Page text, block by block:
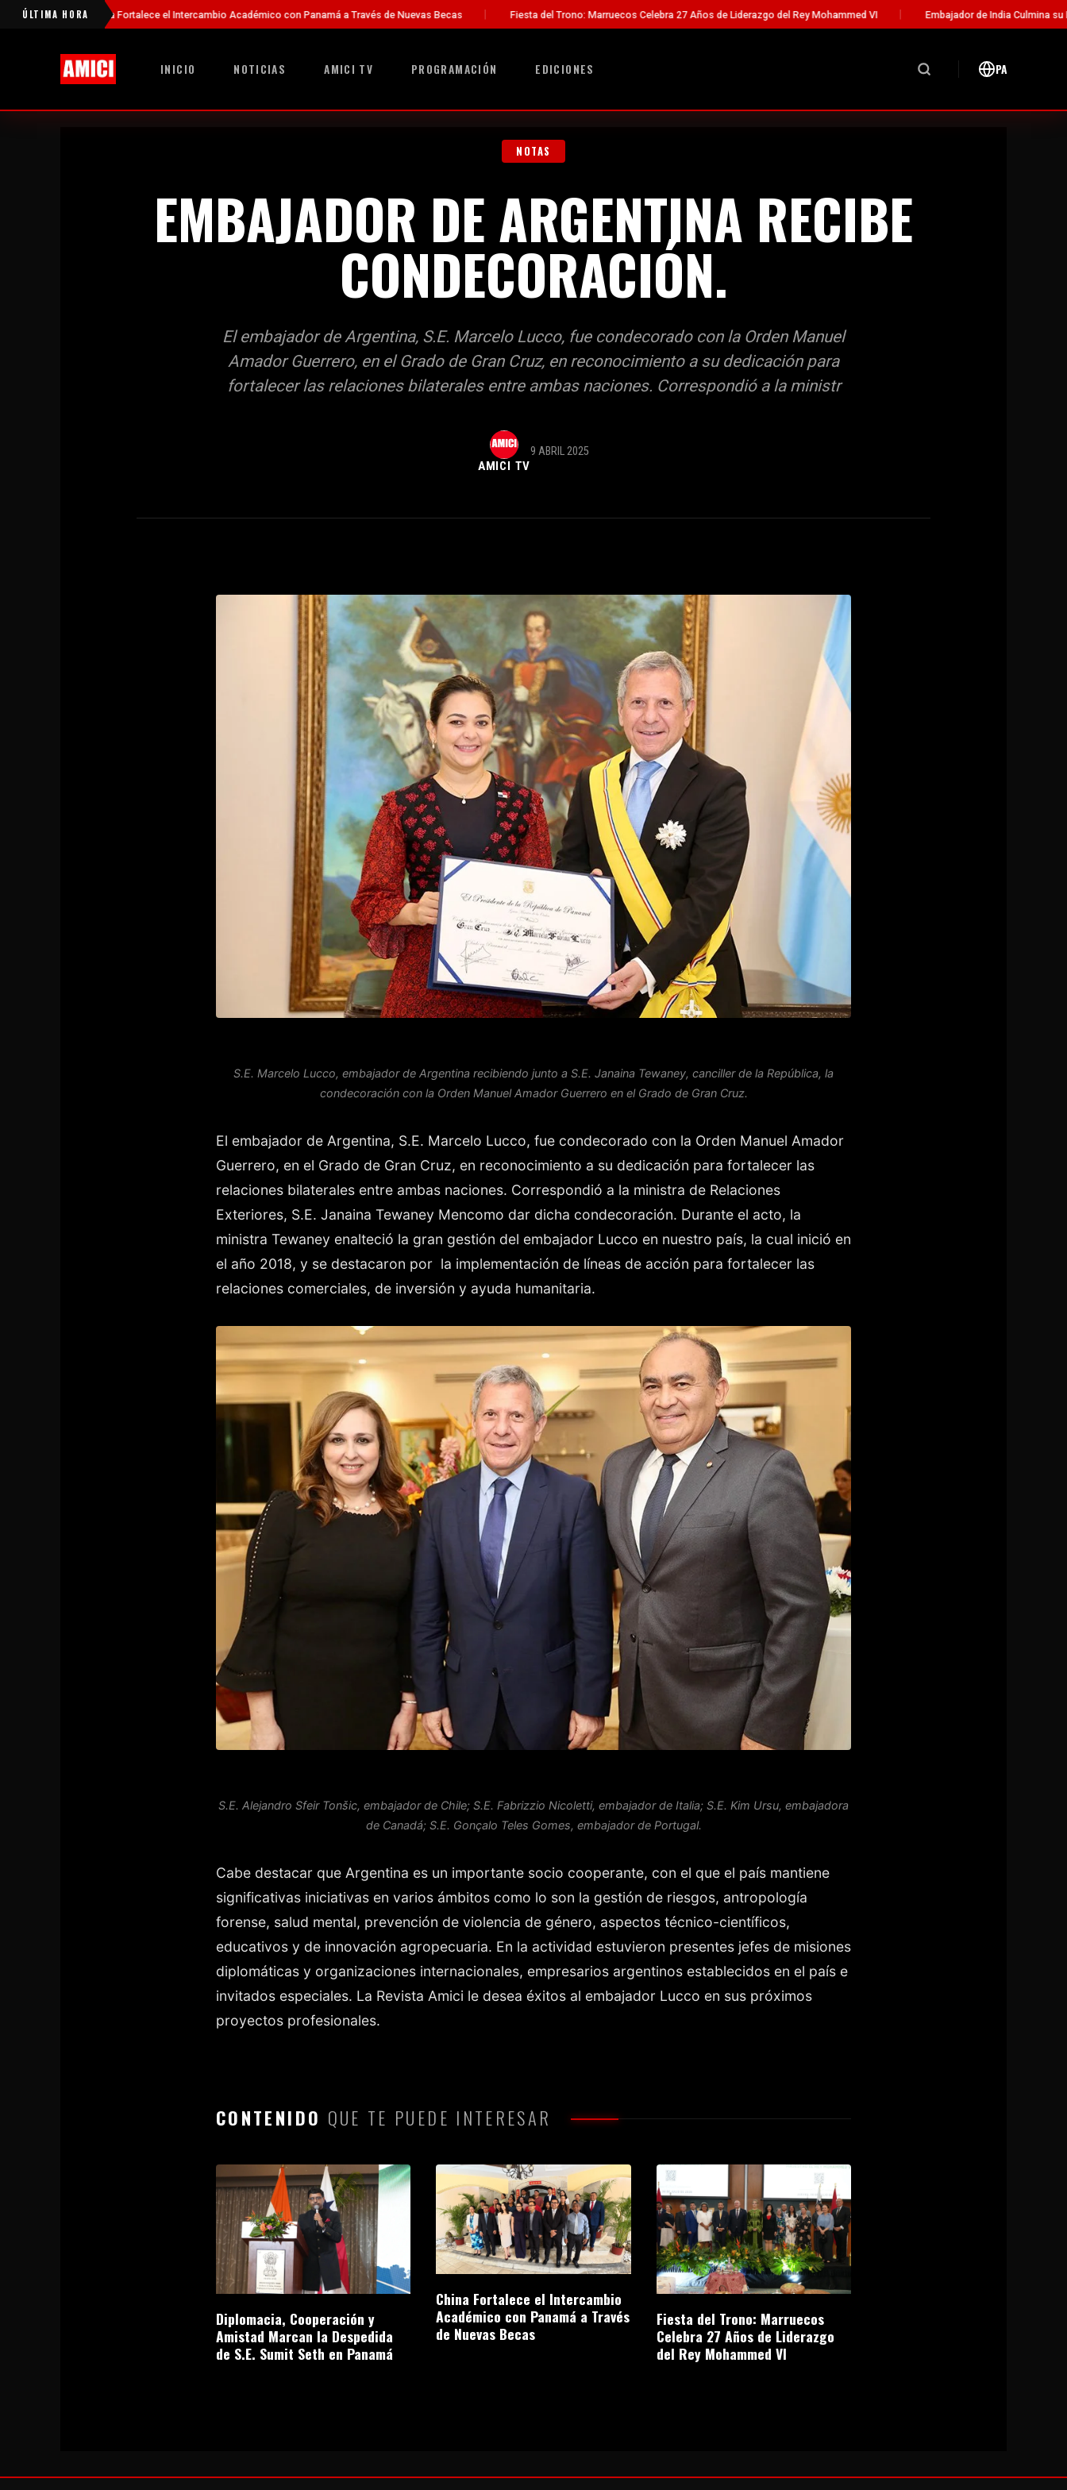
ÚLTIMA HORA
Fortalece el Intercambio Académico con Panamá a Través de Nuevas Becas Fiesta del Trono: Marruecos Celebra 27 Años de Liderazgo del Rey Mohammed VI Embajador de India Culmina su Misión Diplomática en
INICIO NOTICIAS AMICI TV PROGRAMACIÓN EDICIONES PA
NOTAS
EMBAJADOR DE ARGENTINA RECIBE
CONDECORACIÓN.
El embajador de Argentina, S.E. Marcelo Lucco, fue condecorado con la Orden Manuel
Amador Guerrero, en el Grado de Gran Cruz, en reconocimiento a su dedicación para
fortalecer las relaciones bilaterales entre ambas naciones. Correspondió a la ministr
AMICI TV
9 ABRIL 2025
S.E. Marcelo Lucco, embajador de Argentina recibiendo junto a S.E. Janaina Tewaney, canciller de la República, la
condecoración con la Orden Manuel Amador Guerrero en el Grado de Gran Cruz.
El embajador de Argentina, S.E. Marcelo Lucco, fue condecorado con la Orden Manuel Amador
Guerrero, en el Grado de Gran Cruz, en reconocimiento a su dedicación para fortalecer las
relaciones bilaterales entre ambas naciones. Correspondió a la ministra de Relaciones
Exteriores, S.E. Janaina Tewaney Mencomo dar dicha condecoración. Durante el acto, la
ministra Tewaney enalteció la gran gestión del embajador Lucco en nuestro país, la cual inició en
el año 2018, y se destacaron por la implementación de líneas de acción para fortalecer las
relaciones comerciales, de inversión y ayuda humanitaria.
S.E. Alejandro Sfeir Tonšic, embajador de Chile; S.E. Fabrizzio Nicoletti, embajador de Italia; S.E. Kim Ursu, embajadora
de Canadá; S.E. Gonçalo Teles Gomes, embajador de Portugal.
Cabe destacar que Argentina es un importante socio cooperante, con el que el país mantiene
significativas iniciativas en varios ámbitos como lo son la gestión de riesgos, antropología
forense, salud mental, prevención de violencia de género, aspectos técnico-científicos,
educativos y de innovación agropecuaria. En la actividad estuvieron presentes jefes de misiones
diplomáticas y organizaciones internacionales, empresarios argentinos establecidos en el país e
invitados especiales. La Revista Amici le desea éxitos al embajador Lucco en sus próximos
proyectos profesionales.
CONTENIDO QUE TE PUEDE INTERESAR
Diplomacia, Cooperación y
Amistad Marcan la Despedida
de S.E. Sumit Seth en Panamá
China Fortalece el Intercambio
Académico con Panamá a Través
de Nuevas Becas
Fiesta del Trono: Marruecos
Celebra 27 Años de Liderazgo
del Rey Mohammed VI